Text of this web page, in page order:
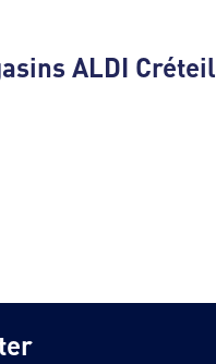
ALDI Créteil